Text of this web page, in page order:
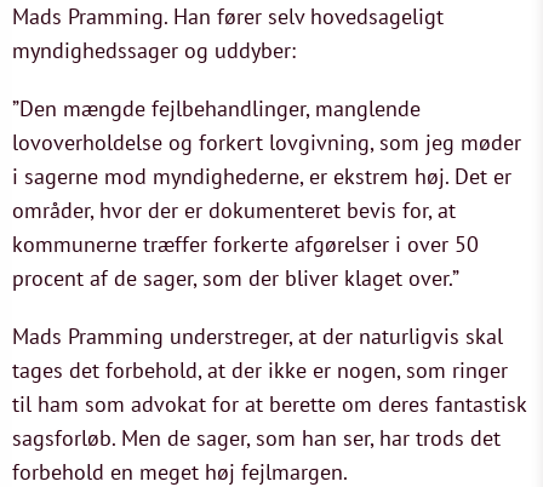
Mads Pramming. Han fører selv hovedsageligt
myndighedssager og uddyber:
”Den mængde fejlbehandlinger, manglende
lovoverholdelse og forkert lovgivning, som jeg møder
i sagerne mod myndighederne, er ekstrem høj. Det er
områder, hvor der er dokumenteret bevis for, at
kommunerne træffer forkerte afgørelser i over 50
procent af de sager, som der bliver klaget over.”
Mads Pramming understreger, at der naturligvis skal
tages det forbehold, at der ikke er nogen, som ringer
til ham som advokat for at berette om deres fantastisk
sagsforløb. Men de sager, som han ser, har trods det
forbehold en meget høj fejlmargen.